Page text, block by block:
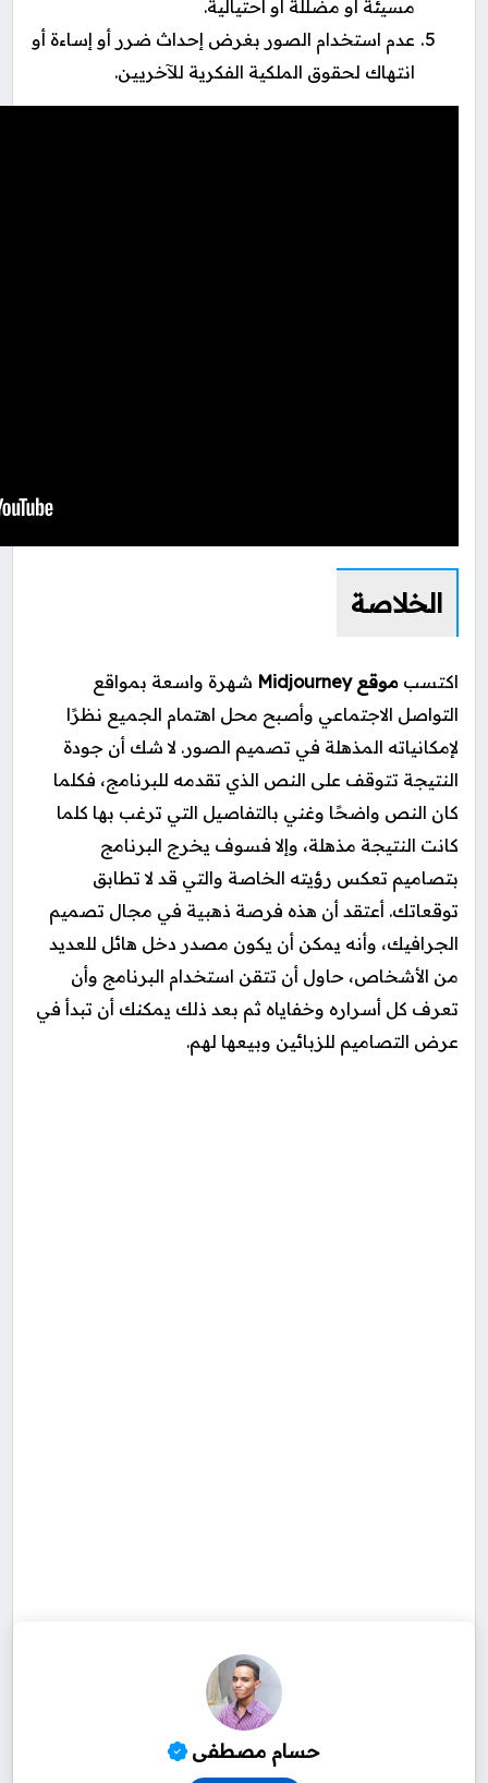
مسيئة أو مضللة أو احتيالية.
عدم استخدام الصور بغرض إحداث ضرر أو إساءة أو
انتهاك لحقوق الملكية الفكرية للآخريين.
الخلاصة
اكتسبموقع Midjourney
شهرة واسعة بمواقع
التواصل الاجتماعي وأصبح محل اهتمام الجميع نظرًا
لإمكانياته المذهلة في تصميم الصور. لا شك أن جودة
النتيجة تتوقف على النص الذي تقدمه للبرنامج، فكلما
كان النص واضحًا وغني بالتفاصيل التي ترغب بها كلما
كانت النتيجة مذهلة، وإلا فسوف يخرج البرنامج
بتصاميم تعكس رؤيته الخاصة والتي قد لا تطابق
توقعاتك. أعتقد أن هذه فرصة ذهبية في مجال تصميم
الجرافيك، وأنه يمكن أن يكون مصدر دخل هائل للعديد
من الأشخاص، حاول أن تتقن استخدام البرنامج وأن
تعرف كل أسراره وخفاياه ثم بعد ذلك يمكنك أن تبدأ في
عرض التصاميم للزبائين وبيعها لهم.